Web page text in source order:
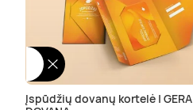
Įspūdžių dovanų kortelė | GERA